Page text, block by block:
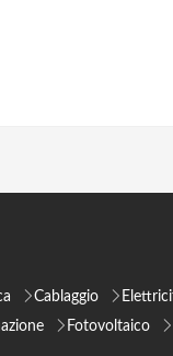
Cablaggio
Fotovoltaico